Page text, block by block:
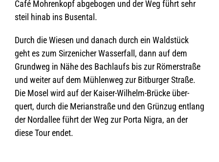
Café Moh­ren­kopf abge­bo­gen und der Weg führt sehr
steil hinab ins Busental.
Durch die Wie­sen und danach durch ein Wald­stück
geht es zum Sir­ze­ni­cher Was­ser­fall, dann auf dem
Grund­weg in Nähe des Bach­laufs bis zur Römer­straße
und wei­ter auf dem Müh­len­weg zur Bit­bur­ger Straße.
Die Mosel wird auf der Kai­ser-Wil­helm-Brü­cke über­
quert, durch die Meri­an­straße und den Grün­zug ent­lang
der Nord­al­lee führt der Weg zur Porta Nigra, an der
diese Tour endet.